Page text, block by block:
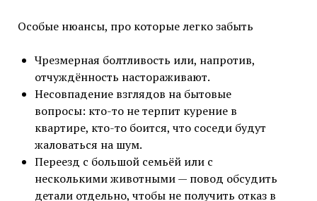
Особые нюансы, про которые легко забыть
Чрезмерная болтливость или, напротив,
отчуждённость настораживают.
Несовпадение взглядов на бытовые
вопросы: кто-то не терпит курение в
квартире, кто-то боится, что соседи будут
жаловаться на шум.
Переезд с большой семьёй или с
несколькими животными — повод обсудить
детали отдельно, чтобы не получить отказ в